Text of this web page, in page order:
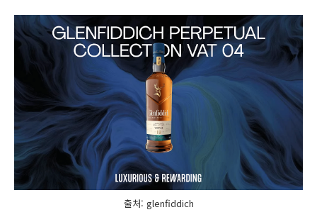
출처: glenfiddich